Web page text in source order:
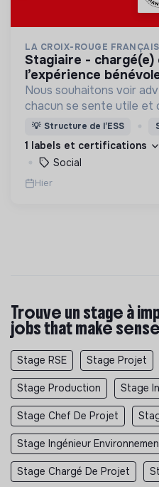
LA CROIX-ROUGE
stagiaire - chargé(e) de projet sur
l’expérience
Nous souhaitons voir
chacun se sente utile et
nous proposons des
d’engagement
💡 Structure de l’ESS
1 labels et certifications
Social
Hier
Trouve un stage à
jobs that make sense
Stage RSE Stage Projet
Stage Production Stage
Stage Chef De Projet
Stage Ingénieur
Stage Chargé De Projet